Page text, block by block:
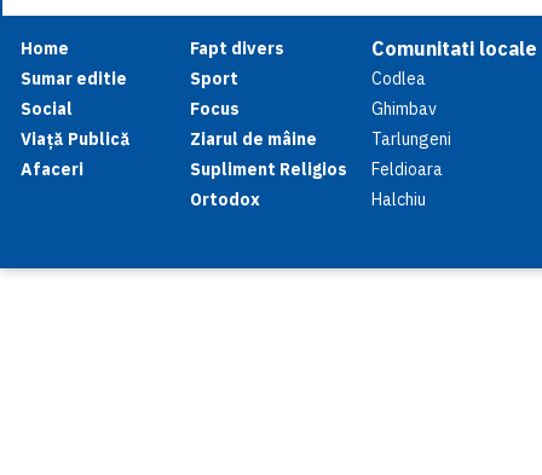
Home
Sumar editie
Social
Viață Publică
Afaceri
Fapt divers
Sport
Focus
Ziarul de mâine
Supliment Religios
Ortodox
Comunitati locale
Codlea
Ghimbav
Tarlungeni
Feldioara
Halchiu